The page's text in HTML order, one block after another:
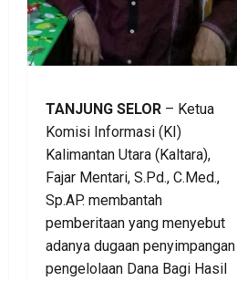
TANJUNG SELOR – Ketua
Komisi Informasi (KI)
Kalimantan Utara (Kaltara),
Fajar Mentari, S.Pd., C.Med.,
Sp.AP. membantah
pemberitaan yang menyebut
adanya dugaan penyimpangan
pengelolaan Dana Bagi Hasil